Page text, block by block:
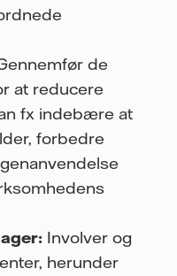
de
at reducere
fx indebære at
forbedre
Involver og
herunder